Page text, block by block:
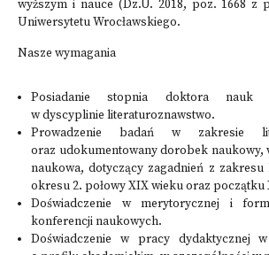
wyższym i nauce (Dz.U. 2018, poz. 1668 z
Uniwersytetu Wrocławskiego.
Nasze wymagania
Posiadanie stopnia doktora nauk
w dyscyplinie literaturoznawstwo.
Prowadzenie badań w zakresie
oraz udokumentowany dorobek naukowy,
naukowa, dotyczący zagadnień z
okresu 2. połowy XIX wieku oraz początku
Doświadczenie w merytorycznej i
konferencji naukowych.
Doświadczenie w pracy dydaktycznej